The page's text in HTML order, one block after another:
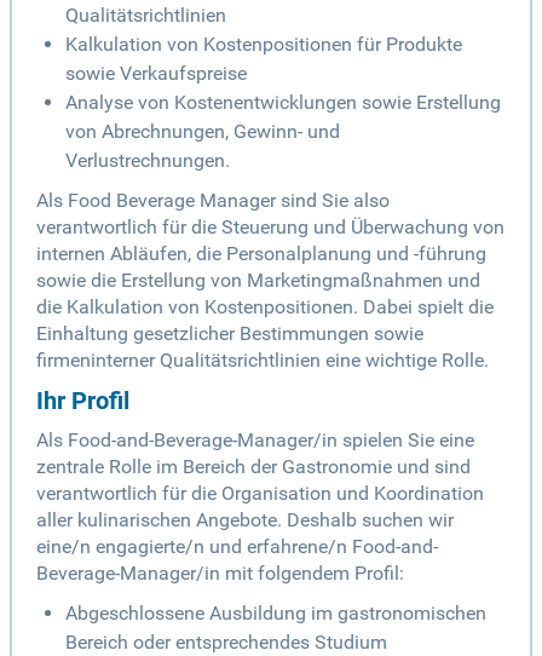
Qualitätsrichtlinien
Kalkulation von Kostenpositionen für Produkte
sowie Verkaufspreise
Analyse von Kostenentwicklungen sowie Erstellung
von Abrechnungen, Gewinn- und
Verlustrechnungen.
Als Food Beverage Manager sind Sie also
verantwortlich für die Steuerung und Überwachung von
internen Abläufen, die Personalplanung und -führung
sowie die Erstellung von Marketingmaßnahmen und
die Kalkulation von Kostenpositionen. Dabei spielt die
Einhaltung gesetzlicher Bestimmungen sowie
firmeninterner Qualitätsrichtlinien eine wichtige Rolle.
Ihr Profil
Als Food-and-Beverage-Manager/in spielen Sie eine
zentrale Rolle im Bereich der Gastronomie und sind
verantwortlich für die Organisation und Koordination
aller kulinarischen Angebote. Deshalb suchen wir
eine/n engagierte/n und erfahrene/n Food-and-
Beverage-Manager/in mit folgendem Profil:
Abgeschlossene Ausbildung im gastronomischen
Bereich oder entsprechendes Studium